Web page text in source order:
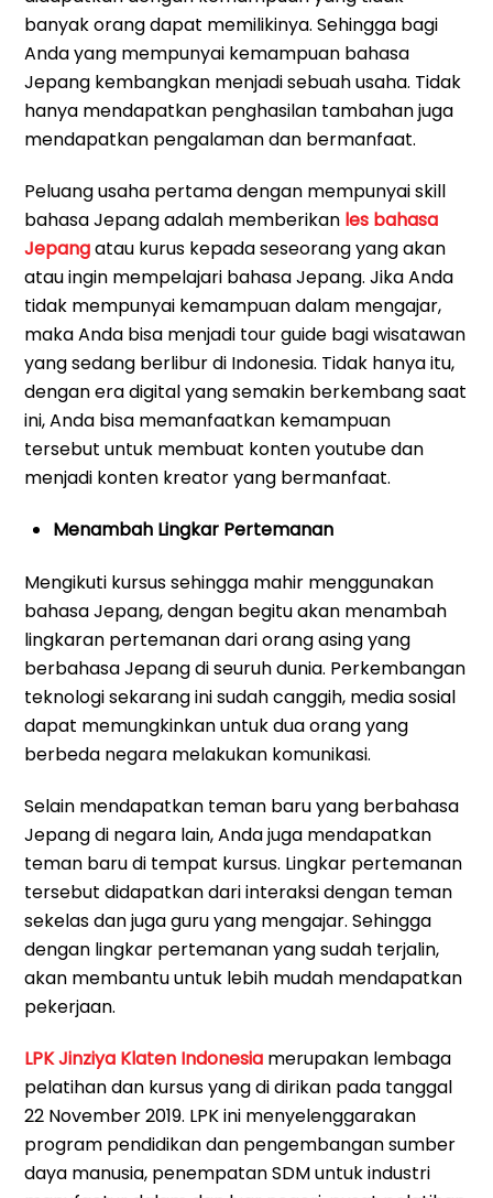
banyak orang dapat memilikinya. Sehingga bagi
Anda yang mempunyai kemampuan bahasa
Jepang kembangkan menjadi sebuah usaha. Tidak
hanya mendapatkan penghasilan tambahan juga
mendapatkan pengalaman dan bermanfaat.
Peluang usaha pertama dengan mempunyai skill
bahasa Jepang adalah memberikan les bahasa
Jepangatau kurus kepada seseorang yang akan
atau ingin mempelajari bahasa Jepang. Jika Anda
tidak mempunyai kemampuan dalam mengajar,
maka Anda bisa menjadi tour guide bagi wisatawan
yang sedang berlibur di Indonesia. Tidak hanya itu,
dengan era digital yang semakin berkembang saat
ini, Anda bisa memanfaatkan kemampuan
tersebut untuk membuat konten youtube dan
menjadi konten kreator yang bermanfaat.
Menambah Lingkar Pertemanan
Mengikuti kursus sehingga mahir menggunakan
bahasa Jepang, dengan begitu akan menambah
lingkaran pertemanan dari orang asing yang
berbahasa Jepang di seuruh dunia. Perkembangan
teknologi sekarang ini sudah canggih, media sosial
dapat memungkinkan untuk dua orang yang
berbeda negara melakukan komunikasi.
Selain mendapatkan teman baru yang berbahasa
Jepang di negara lain, Anda juga mendapatkan
teman baru di tempat kursus. Lingkar pertemanan
tersebut didapatkan dari interaksi dengan teman
sekelas dan juga guru yang mengajar. Sehingga
dengan lingkar pertemanan yang sudah terjalin,
akan membantu untuk lebih mudah mendapatkan
pekerjaan.
LPK Jinziya Klaten Indonesia merupakan lembaga
pelatihan dan kursus yang di dirikan pada tanggal
22 November 2019. LPK ini menyelenggarakan
program pendidikan dan pengembangan sumber
daya manusia, penempatan SDM untuk industri